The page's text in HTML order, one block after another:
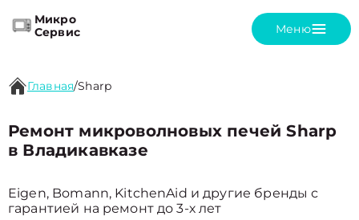
Микро
Сервис
Меню
Главная/Sharp
Ремонт микроволновых печей Sharp
в Владикавказе
Eigen, Bomann, KitchenAid и другие бренды с
гарантией на ремонт до 3-х лет